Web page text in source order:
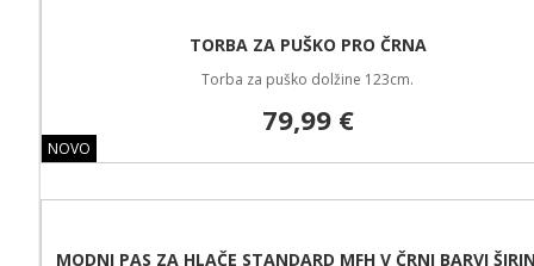
NOVO
TORBA ZA PUŠKO PRO ČRNA
Torba za puško dolžine 123cm.
79,99 €
MODNI PAS ZA HLAČE STANDARD MFH V ČRNI BARVI ŠIRINE 3